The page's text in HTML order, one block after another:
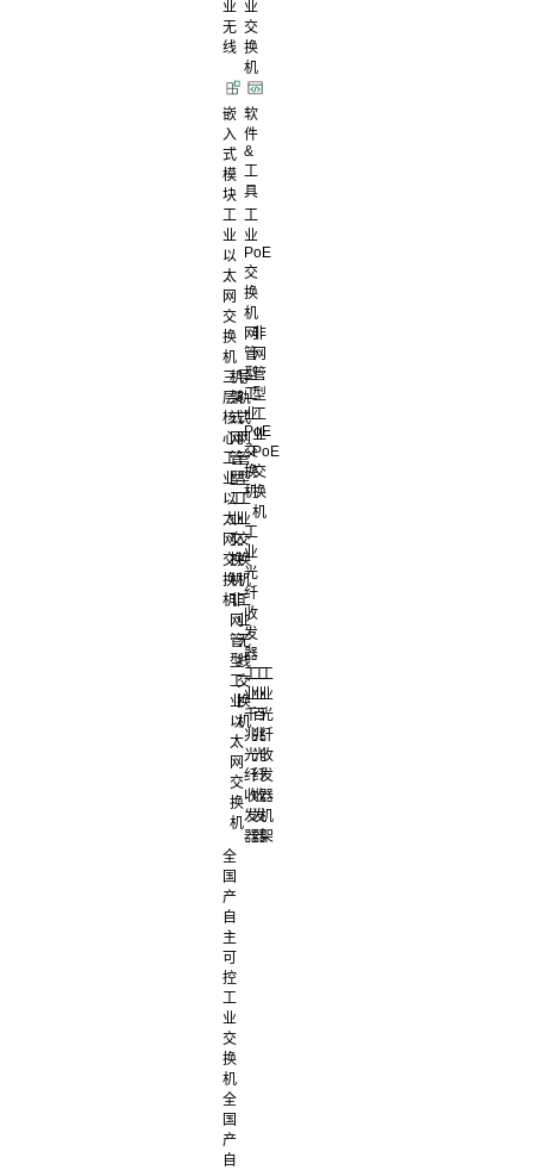
业
无
线
业
交
换
机
嵌
入
式
模
块
软
件
&
工
具
工
业
以
太
网
交
换
机
三
层
核
心
工
业
以
太
网
交
换
机
机
架
式
网
管
型
工
业
交
换
机
导
轨
式
网
管
型
工
业
交
换
机
非
网
管
型
工
业
以
太
网
交
换
机
工
业
无
线
交
换
机
工
业
PoE
交
换
机
网
管
型
工
业
PoE
交
换
机
非
网
管
型
工
业
PoE
交
换
机
工
业
光
纤
收
发
器
工
业
千
兆
光
纤
收
发
器
工
业
百
兆
光
纤
收
发
器
工
业
光
纤
收
发
器
机
架
全
国
产
自
主
可
控
工
业
交
换
机
全
国
产
自